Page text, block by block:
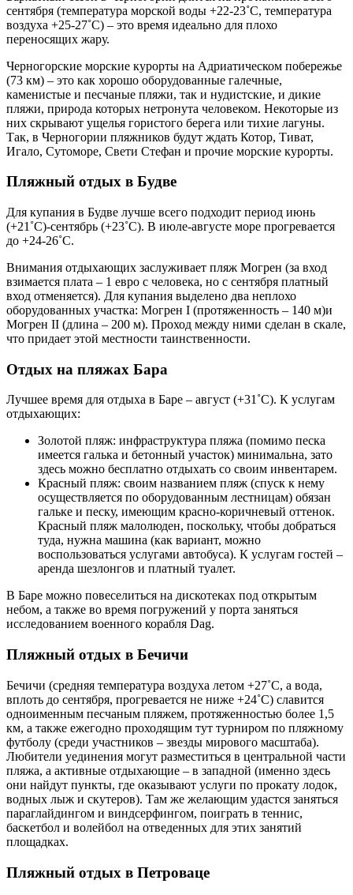
сентября (температура морской воды +22-23˚C, температура
воздуха +25-27˚C) – это время идеально для плохо
переносящих жару.
Черногорские морские курорты на Адриатическом побережье
(73 км) – это как хорошо оборудованные галечные,
каменистые и песчаные пляжи, так и нудистские, и дикие
пляжи, природа которых нетронута человеком. Некоторые из
них скрывают ущелья гористого берега или тихие лагуны.
Так, в Черногории пляжников будут ждать Котор, Тиват,
Игало, Сутоморе, Свети Стефан и прочие морские курорты.
Пляжный отдых в Будве
Для купания в Будве лучше всего подходит период июнь
(+21˚C)-сентябрь (+23˚C). В июле-августе море прогревается
до +24-26˚C.
Внимания отдыхающих заслуживает пляж Могрен (за вход
взимается плата – 1 евро с человека, но с сентября платный
вход отменяется). Для купания выделено два неплохо
оборудованных участка: Могрен I (протяженность – 140 м)и
Могрен II (длина – 200 м). Проход между ними сделан в скале,
что придает этой местности таинственности.
Отдых на пляжах Бара
Лучшее время для отдыха в Баре – август (+31˚C). К услугам
отдыхающих:
Золотой пляж: инфраструктура пляжа (помимо песка
имеется галька и бетонный участок) минимальна, зато
здесь можно бесплатно отдыхать со своим инвентарем.
Красный пляж: своим названием пляж (спуск к нему
осуществляется по оборудованным лестницам) обязан
гальке и песку, имеющим красно-коричневый оттенок.
Красный пляж малолюден, поскольку, чтобы добраться
туда, нужна машина (как вариант, можно
воспользоваться услугами автобуса). К услугам гостей –
аренда шезлонгов и платный туалет.
В Баре можно повеселиться на дискотеках под открытым
небом, а также во время погружений у порта заняться
исследованием военного корабля Dag.
Пляжный отдых в Бечичи
Бечичи (средняя температура воздуха летом +27˚C, а вода,
вплоть до сентября, прогревается не ниже +24˚C) славится
одноименным песчаным пляжем, протяженностью более 1,5
км, а также ежегодно проходящим тут турниром по пляжному
футболу (среди участников – звезды мирового масштаба).
Любители уединения могут разместиться в центральной части
пляжа, а активные отдыхающие – в западной (именно здесь
они найдут пункты, где оказывают услуги по прокату лодок,
водных лыж и скутеров). Там же желающим удастся заняться
параглайдингом и виндсерфингом, поиграть в теннис,
баскетбол и волейбол на отведенных для этих занятий
площадках.
Пляжный отдых в Петроваце